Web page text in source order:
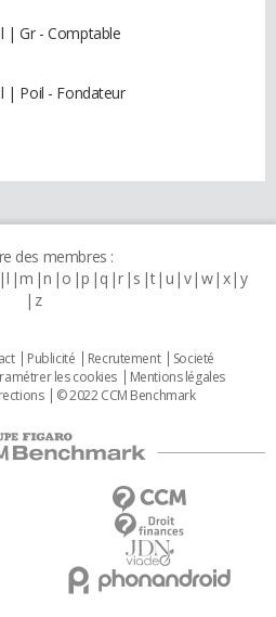
| Gr - Comptable
| Poil - Fondateur
des membres :
l m n o p q r s t u v w x y
z
Publicité Recrutement
Societé
les cookies
Mentions légales
© 2022 CCM Benchmark